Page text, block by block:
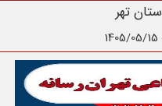
تهر